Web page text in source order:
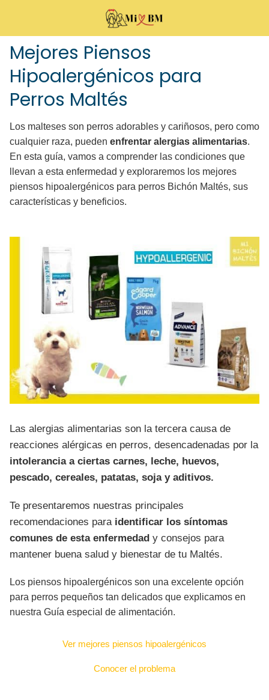
Mejores Piensos
Hipoalergénicos para
Perros Maltés
Los malteses son perros adorables y cariñosos, pero como
cualquier raza, pueden enfrentar alergias alimentarias.
En esta guía, vamos a comprender las condiciones que
llevan a esta enfermedad y exploraremos los mejores
piensos hipoalergénicos para perros Bichón Maltés, sus
características y beneficios.
Las alergias alimentarias son la tercera causa de
reacciones alérgicas en perros, desencadenadas por la
intolerancia a ciertas carnes, leche, huevos,
pescado, cereales, patatas, soja y aditivos.
Te presentaremos nuestras principales
recomendaciones para identificar los síntomas
comunes de esta enfermedad y consejos para
mantener buena salud y bienestar de tu Maltés.
Los piensos hipoalergénicos son una excelente opción
para perros pequeños tan delicados que explicamos en
nuestra Guía especial de alimentación.
Ver mejores piensos hipoalergénicos
Conocer el problema